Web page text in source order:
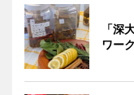
「深
ワー